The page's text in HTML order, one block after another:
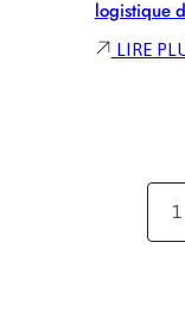
logistique
LIRE
1